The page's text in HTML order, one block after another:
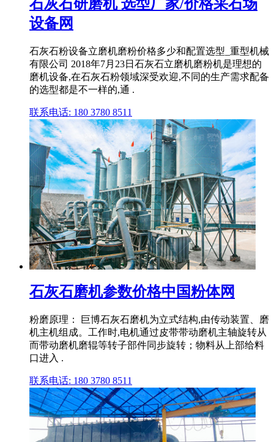
石灰石研磨机 选型厂家/价格采石场
设备网
石灰石粉设备立磨机磨粉价格多少和配置选型_重型机械
有限公司 2018年7月23日石灰石立磨机磨粉机是理想的
磨机设备,在石灰石粉领域深受欢迎,不同的生产需求配备
的选型都是不一样的,通 .
联系电话: 180 3780 8511
石灰石磨机参数价格中国粉体网
粉磨原理： 巨博石灰石磨机为立式结构,由传动装置、磨
机主机组成。工作时,电机通过皮带带动磨机主轴旋转从
而带动磨机磨辊等转子部件同步旋转；物料从上部给料
口进入 .
联系电话: 180 3780 8511